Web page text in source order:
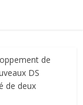
de
DS
de deux